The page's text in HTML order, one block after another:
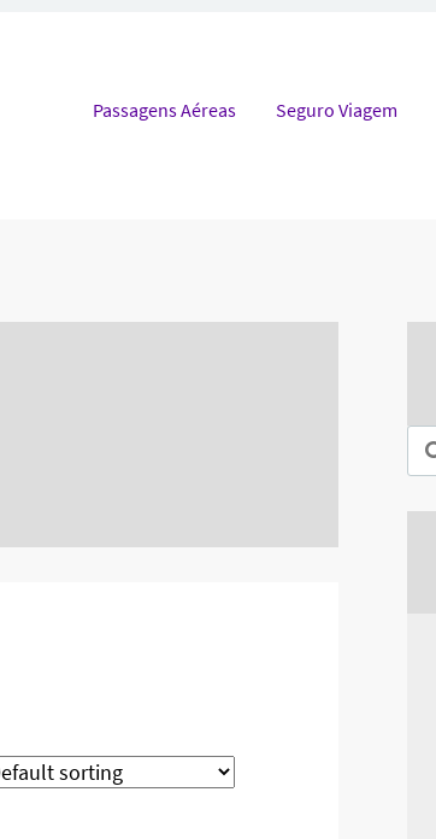
Pular para o conteúdo
Passagens Aéreas Seguro Viagem